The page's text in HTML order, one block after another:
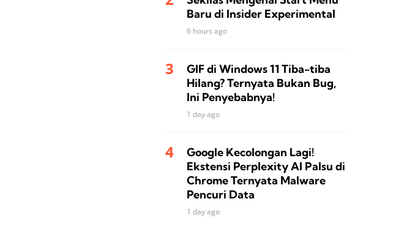
Baru di Insider Experimental
6 hours ago
GIF di Windows 11 Tiba-tiba
Hilang? Ternyata Bukan Bug,
Ini Penyebabnya!
1 day ago
Google Kecolongan Lagi!
Ekstensi Perplexity AI Palsu di
Chrome Ternyata Malware
Pencuri Data
1 day ago